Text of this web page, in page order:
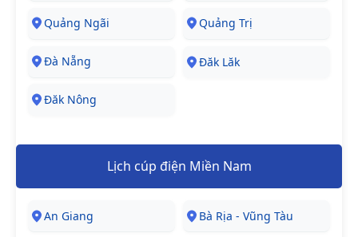
Quảng Ngãi Quảng Trị
Đà Nẵng Đăk Lăk
Đăk Nông
Lịch cúp điện Miền Nam
An Giang Bà Rịa - Vũng Tàu